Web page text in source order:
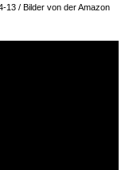
13 / Bilder von der Amazon